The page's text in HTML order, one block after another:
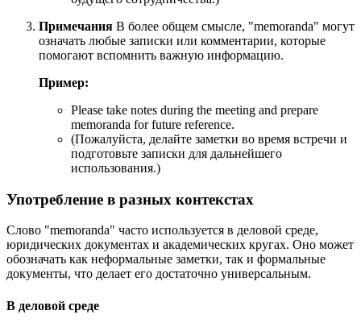
Примечания В более общем смысле, "memoranda" могут
означать любые записки или комментарии, которые
помогают вспомнить важную информацию.
Пример:
Please take notes during the meeting and prepare
memoranda for future reference.
(Пожалуйста, делайте заметки во время встречи и
подготовьте записки для дальнейшего
использования.)
Употребление в разных контекстах
Слово "memoranda" часто используется в деловой среде,
юридических документах и академических кругах. Оно может
обозначать как неформальные заметки, так и формальные
документы, что делает его достаточно универсальным.
В деловой среде